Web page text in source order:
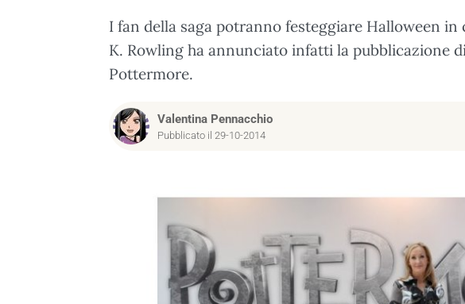
I fan della saga potranno festeggiare Halloween
K. Rowling ha annunciato infatti la pubblicazione
Pottermore.
Valentina Pennacchio
Pubblicato il 29-10-2014